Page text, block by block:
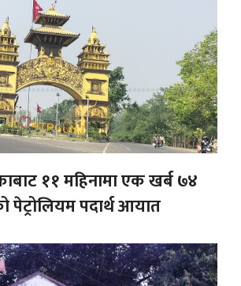
११ महिनामा एक खर्ब ७४
पेट्रोलियम पदार्थ आयात